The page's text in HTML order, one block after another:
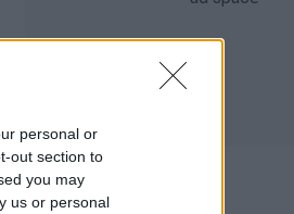
personal or
out section to
you may
us or personal